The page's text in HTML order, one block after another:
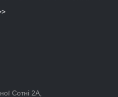
Сотні 2А,